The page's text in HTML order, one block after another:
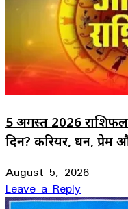
5 अगस्त 2026
दिन? करियर, धन, प्रेम
August 5, 2026
Leave a Reply